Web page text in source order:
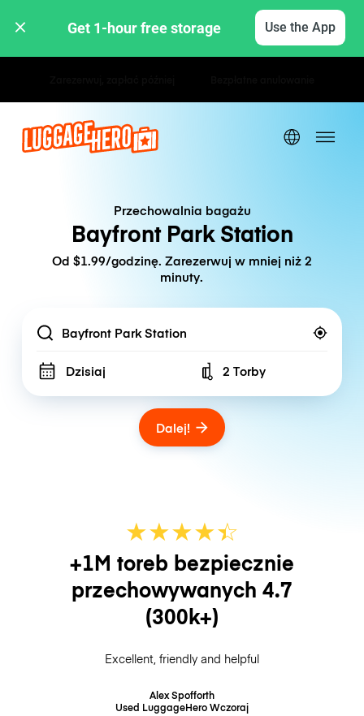
Get 1-hour free storage Use the App
Przechowalnia bagażu
Bayfront Park Station
Od $1.99/godzinę. Zarezerwuj w mniej niż 2
minuty.
Location
Dzisiaj Number of bags
2 Torby
Dalej!
★★★★☆
★
+1M toreb bezpiecznie
przechowywanych 4.7
(300k+)
Excellent, friendly and helpful
Alex Spofforth
Used LuggageHeroWczoraj